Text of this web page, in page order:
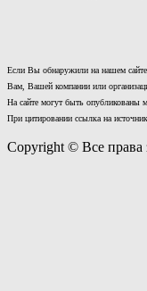
Если Вы обнаружили на нашем
Вам, Вашей компании или
На сайте могут быть опубликованы
При цитировании ссылка на источник
Copyright © Все